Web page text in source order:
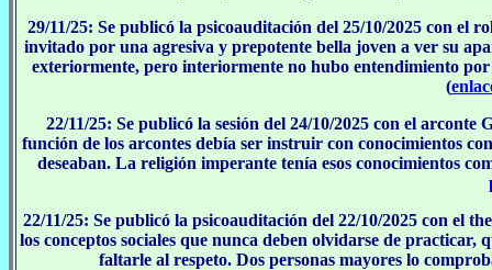
29/11/25: Se publicó la psicoauditación del 25/10/2025 con
invitado por una agresiva y prepotente bella joven a ver su
exteriormente, pero interiormente no hubo entendimiento
(
22/11/25: Se publicó la sesión del 24/10/2025 con el
función de los arcontes debía ser instruir con conocimientos
deseaban. La religión imperante tenía esos conocimientos
22/11/25: Se publicó la psicoauditación del 22/10/2025 con el
los conceptos sociales que nunca deben olvidarse de
faltarle al respeto. Dos personas mayores lo